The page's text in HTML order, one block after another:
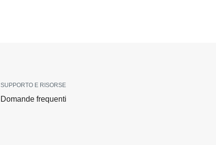
SUPPORTO E RISORSE
Domande frequenti